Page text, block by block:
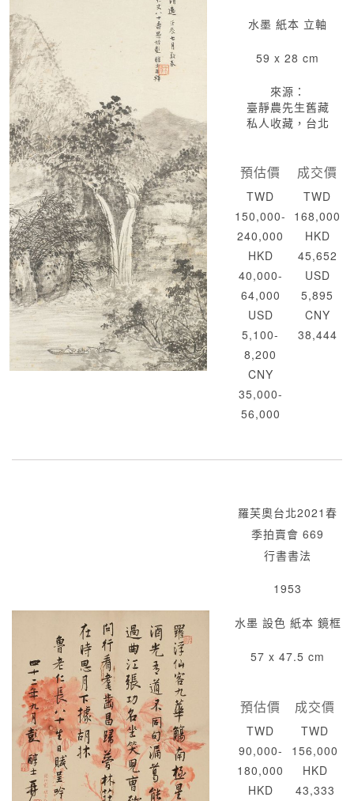
水墨 紙本 立軸
59 x 28 cm
來源：
臺靜農先生舊藏
私人收藏，台北
預估價
TWD
150,000-
240,000
HKD
40,000-
64,000
USD
5,100-
8,200
CNY
35,000-
56,000
成交價
TWD
168,000
HKD
45,652
USD
5,895
CNY
38,444
羅芙奧台北2021春
季拍賣會 669
行書書法
1953
水墨 設色 紙本 鏡框
57 x 47.5 cm
預估價
TWD
90,000-
180,000
HKD
成交價
TWD
156,000
HKD
43,333